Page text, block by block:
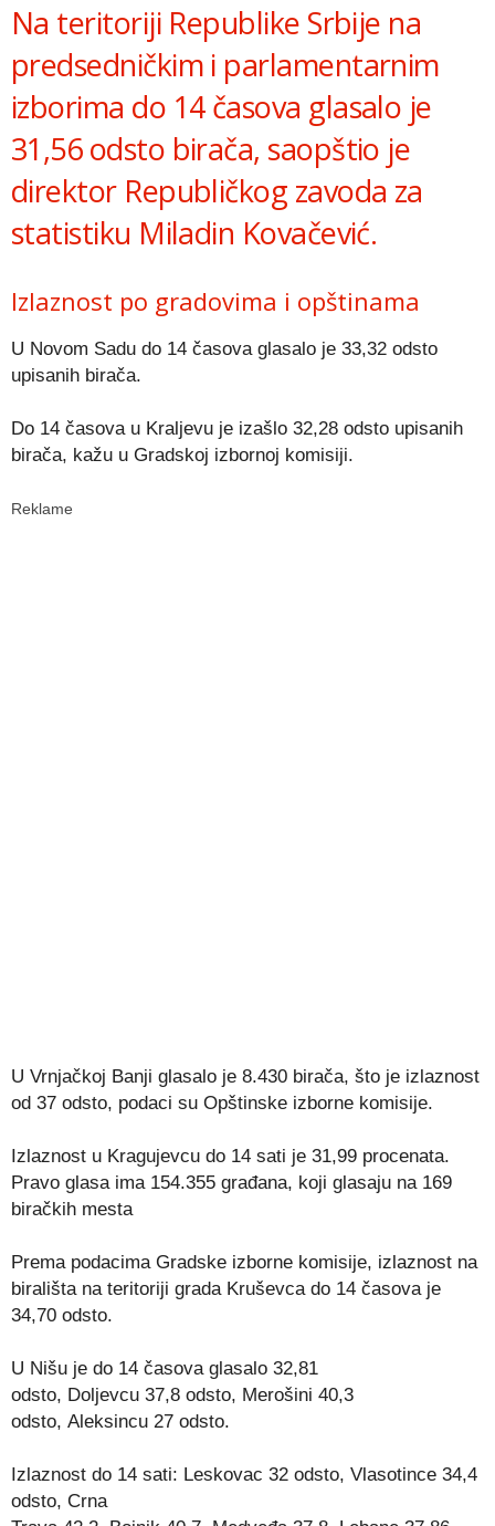
Na teritoriji Republike Srbije na
predsedničkim i parlamentarnim
izborima do 14 časova glasalo je
31,56 odsto birača, saopštio je
direktor Republičkog zavoda za
statistiku Miladin Kovačević.
Izlaznost po gradovima i opštinama
U Novom Sadu do 14 časova glasalo je 33,32 odsto
upisanih birača.
Do 14 časova u Kraljevu je izašlo 32,28 odsto upisanih
birača, kažu u Gradskoj izbornoj komisiji.
Reklame
U Vrnjačkoj Banji glasalo je 8.430 birača, što je izlaznost
od 37 odsto, podaci su Opštinske izborne komisije.
Izlaznost u Kragujevcu do 14 sati je 31,99 procenata.
Pravo glasa ima 154.355 građana, koji glasaju na 169
biračkih mesta
Prema podacima Gradske izborne komisije, izlaznost na
birališta na teritoriji grada Kruševca do 14 časova je
34,70 odsto.
U Nišu je do 14 časova glasalo 32,81
odsto, Doljevcu 37,8 odsto, Merošini 40,3
odsto, Aleksincu 27 odsto.
Izlaznost do 14 sati: Leskovac 32 odsto, Vlasotince 34,4
odsto, Crna